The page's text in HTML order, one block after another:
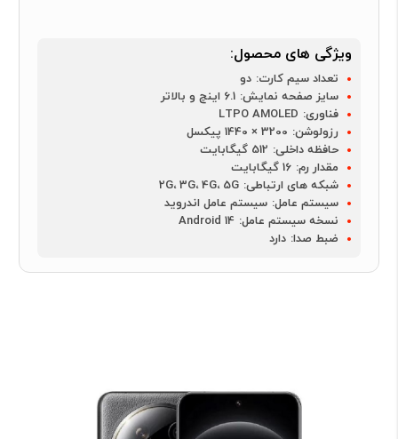
ویژگی های محصول:
تعداد سیم کارت: دو
سایز صفحه نمایش: 6.1 اینچ و بالاتر
فناوری: LTPO AMOLED
رزولوشن: 3200 × 1440 پیکسل
حافظه داخلی: 512 گیگابایت
مقدار رم: 16 گیگابایت
شبکه های ارتباطی: 2G، 3G، 4G، 5G
سیستم عامل: سیستم عامل اندروید
نسخه سیستم عامل: Android 14
ضبط صدا: دارد